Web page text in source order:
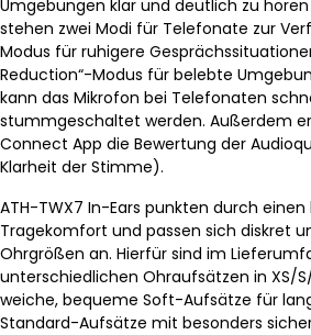
Umgebungen klar und deutlich zu
stehen zwei Modi für Telefonate zur
Modus für ruhigere
Reduction“-Modus für belebte
kann das Mikrofon bei Telefonaten
stummgeschaltet werden. Außerdem
Connect App die Bewertung der
Klarheit der Stimme).
ATH-TWX7 In-Ears punkten durch
Tragekomfort und passen sich diskret
Ohrgrößen an. Hierfür sind im
unterschiedlichen Ohraufsätzen in XS/
weiche, bequeme Soft-Aufsätze für
Standard-Aufsätze mit besonders